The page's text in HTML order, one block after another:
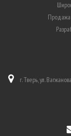
Продажа
г. Тверь, ул.